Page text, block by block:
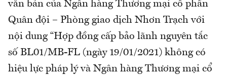
văn bản của Ngân hàng Thương mại cổ phần
Quân đội – Phòng giao dịch Nhơn Trạch với
nội dung “Hợp đồng cấp bảo lãnh nguyên tắc
số BL01/MB-FL (ngày 19/01/2021) không có
hiệu lực pháp lý và Ngân hàng Thương mại cổ